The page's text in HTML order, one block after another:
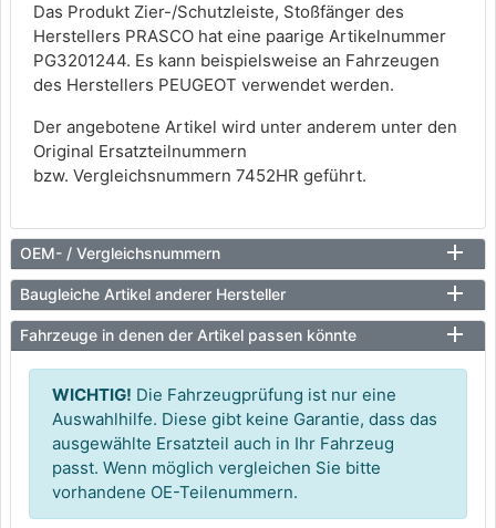
Das Produkt Zier-/Schutzleiste, Stoßfänger des
Herstellers PRASCO hat eine paarige Artikelnummer
PG3201244. Es kann beispielsweise an Fahrzeugen
des Herstellers PEUGEOT verwendet werden.
Der angebotene Artikel wird unter anderem unter den
Original Ersatzteilnummern
bzw. Vergleichsnummern 7452HR geführt.
OEM- / Vergleichsnummern
Baugleiche Artikel anderer Hersteller
Fahrzeuge in denen der Artikel passen könnte
WICHTIG! Die Fahrzeugprüfung ist nur eine
Auswahlhilfe. Diese gibt keine Garantie, dass das
ausgewählte Ersatzteil auch in Ihr Fahrzeug
passt. Wenn möglich vergleichen Sie bitte
vorhandene OE-Teilenummern.